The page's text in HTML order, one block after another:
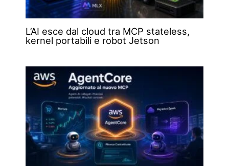
L’AI esce dal cloud tra MCP stateless,
kernel portabili e robot Jetson